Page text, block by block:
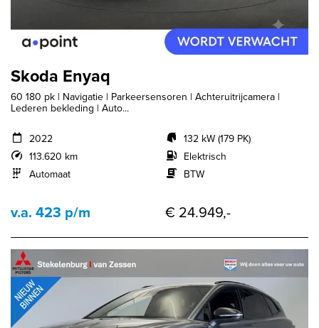
Skoda Enyaq
60 180 pk | Navigatie | Parkeersensoren | Achteruitrijcamera |
Lederen bekleding | Auto...
2022
113.620 km
Automaat
132 kW (179 PK)
Elektrisch
BTW
v.a. 423 p/m € 24.949,-